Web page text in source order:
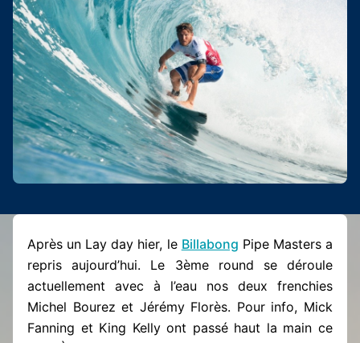
Après un Lay day hier, le Billabong Pipe Masters a
repris aujourd’hui. Le 3ème round se déroule
actuellement avec à l’eau nos deux frenchies
Michel Bourez et Jérémy Florès. Pour info, Mick
Fanning et King Kelly ont passé haut la main ce